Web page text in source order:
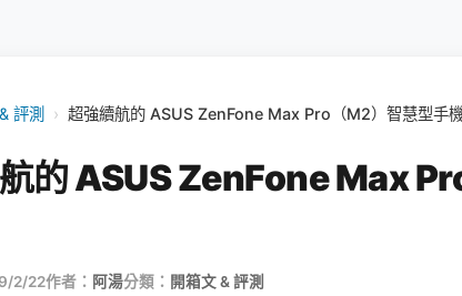
評測 › 超強續航的 ASUS ZenFone Max Pro（M2）智慧型手
的 ASUS ZenFone Max
2/22作者： 阿湯分類： 開箱文 & 評測